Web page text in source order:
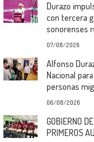
Durazo
con tercera
sonorenses
07/08/2026
Alfonso
Nacional
personas
06/08/2026
GOBIERNO
PRIMEROS